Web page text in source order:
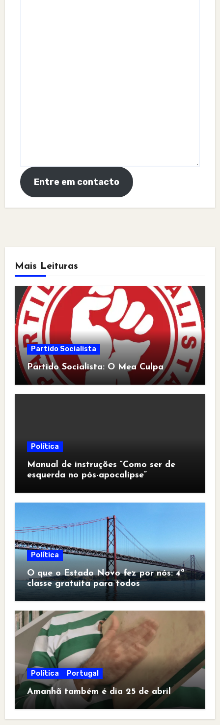
Entre em contacto
Mais Leituras
Partido Socialista
Partido Socialista: O Mea Culpa
Política
Manual de instruções “Como ser de
esquerda no pós-apocalipse”
Política
O que o Estado Novo fez por nós: 4ª
classe gratuita para todos
Política Portugal
Amanhã também é dia 25 de abril